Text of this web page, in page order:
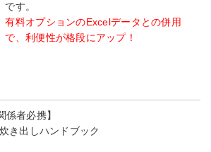
です。
有料オプションのExcelデータとの併用
で、利便性が格段にアップ！
係者必携】
き出しハンドブック